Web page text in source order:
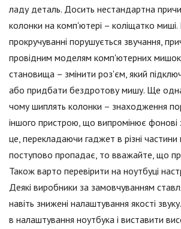
ладу деталь. Досить нестандартна
колонки на комп'ютері – коліщатко миші.
прокручуванні порушується звучання,
провідним моделям комп'ютерних мишок.
становища – змінити роз'єм, який
або придбати бездротову мишу. Ще
чому шиплять колонки – знаходження
іншого пристрою, що випромінює фонові
це, перекладаючи гаджет в різні
поступово пропадає, то вважайте, що
Також варто перевірити на ноутбуці
Деякі виробники за замовчуванням
навіть знижені налаштування якості
в налаштування ноутбука і виставити